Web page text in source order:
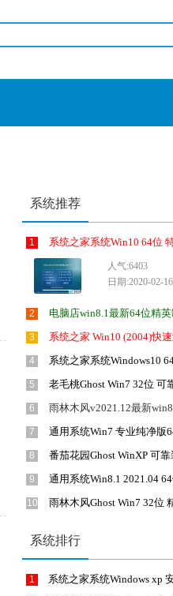
系统推荐
1 系统之家系统Win10 64位 特别
人气:6403
日期:2020-02-16
2 电脑店win8.1最新64位精英
3 系统之家 Win10 (2004)快速激活64
4 系统之家系统Windows10 64位 尝
5 老毛桃Ghost Win7 32位 可靠
6 雨林木风v2021.12最新win8.1
7 通用系统Win7 专业纯净版
8 番茄花园Ghost WinXP 可
9 通用系统Win8.1 2021.04
10 雨林木风Ghost Win7 32位 精选
系统排行
1 系统之家系统Windows xp 安全